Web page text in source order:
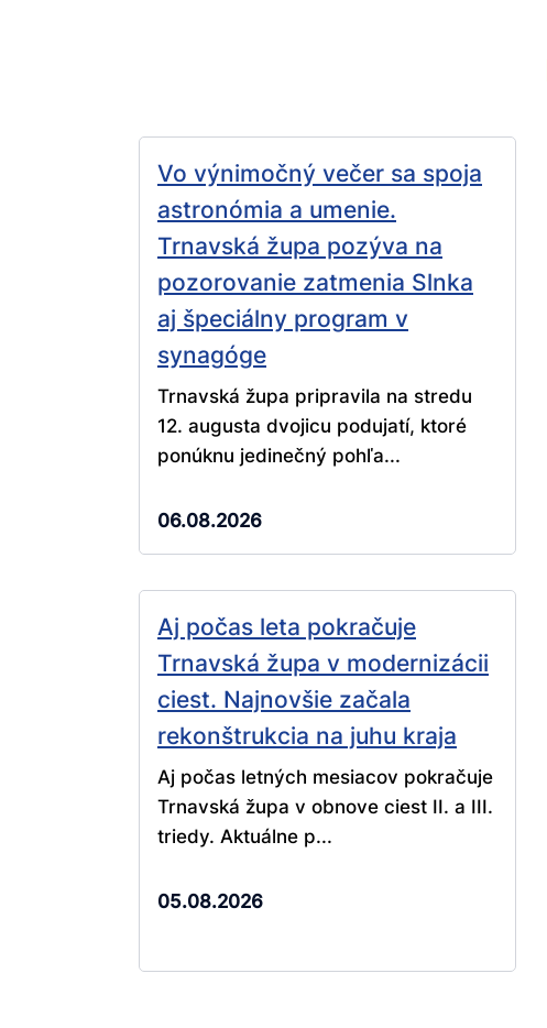
Vo výnimočný večer sa spoja
astronómia a umenie.
Trnavská župa pozýva na
pozorovanie zatmenia Slnka
aj špeciálny program v
synagóge
Trnavská župa pripravila na stredu
12. augusta dvojicu podujatí, ktoré
ponúknu jedinečný pohľa...
06.08.2026
Aj počas leta pokračuje
Trnavská župa v modernizácii
ciest. Najnovšie začala
rekonštrukcia na juhu kraja
Aj počas letných mesiacov pokračuje
Trnavská župa v obnove ciest II. a III.
triedy. Aktuálne p...
05.08.2026